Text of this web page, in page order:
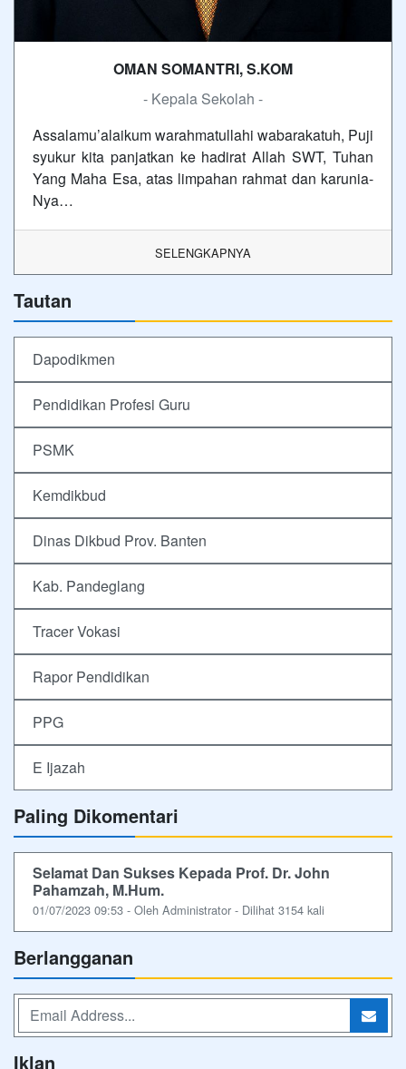
OMAN SOMANTRI, S.KOM
- Kepala Sekolah -
Assalamu’alaikum warahmatullahi wabarakatuh, Puji
syukur kita panjatkan ke hadirat Allah SWT, Tuhan
Yang Maha Esa, atas limpahan rahmat dan karunia-
Nya…
SELENGKAPNYA
Tautan
Dapodikmen
Pendidikan Profesi Guru
PSMK
Kemdikbud
Dinas Dikbud Prov. Banten
Kab. Pandeglang
Tracer Vokasi
Rapor Pendidikan
PPG
E Ijazah
Paling Dikomentari
Selamat Dan Sukses Kepada Prof. Dr. John
Pahamzah, M.Hum.
01/07/2023 09:53 - Oleh Administrator - Dilihat 3154 kali
Berlangganan
Iklan